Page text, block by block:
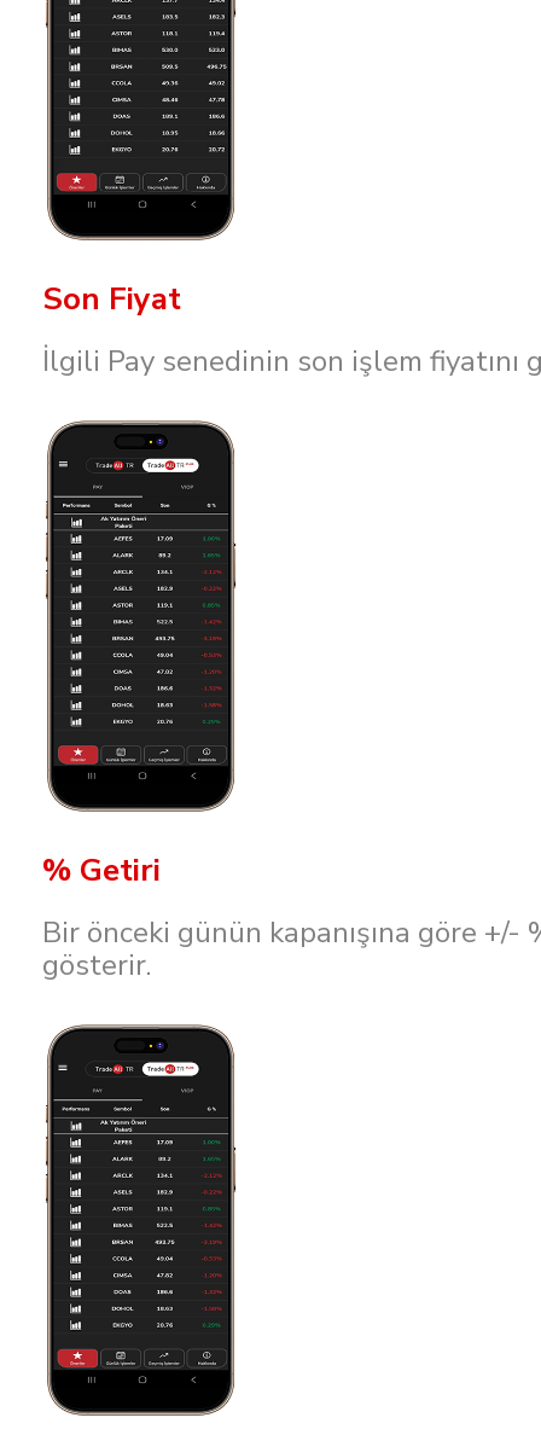
Son Fiyat
İlgili Pay senedinin son işlem fiyatını
% Getiri
Bir önceki günün kapanışına göre
gösterir.